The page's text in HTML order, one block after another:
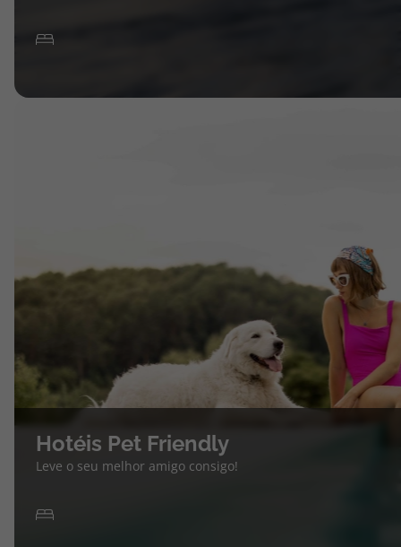
Hotéis Pet Friendly
Leve o seu melhor amigo consigo!